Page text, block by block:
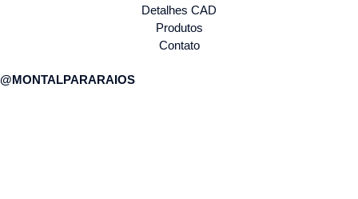
Detalhes CAD
Produtos
Contato
@MONTALPARARAIOS